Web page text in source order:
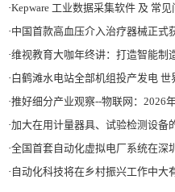
·Kepware 工业数据采集软件 及 常
·中国首款高血压介入治疗器械正式
·维视教育大咖年终讲：打造智能制
·白鹤滩水电站全部机组投产发电 世界最大清洁能源走廊全面建成|
·推好细分产业观察--物联网：2026年中国物联网市场规模接
·加大在用计量器具、试验检测设备的自动化、数字化改造力度|
·全国首套自动化虚拟电厂系统在深圳试运
· 自动化科技将在乡村振兴工作中大有作为|《关于